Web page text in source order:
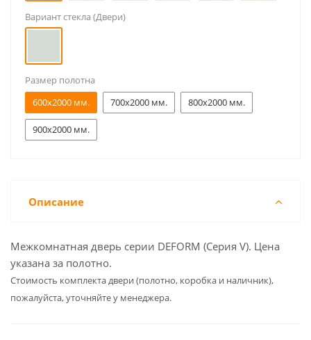
Вариант стекла (Двери)
Размер полотна
600x2000 мм.
700x2000 мм. 800x2000 мм.
900x2000 мм.
Описание
Межкомнатная дверь серии DEFORM (Серия V). Цена
указана за полотно.
Cтоимость комплекта двери (полотно, коробка и наличник),
пожалуйста, уточняйте у менеджера.